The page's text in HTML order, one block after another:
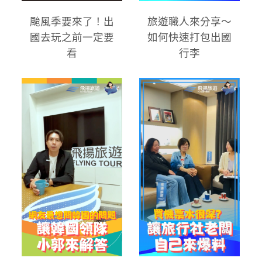
颱風季要來了！出
國去玩之前一定要
看
旅遊職人來分享～
如何快速打包出國
行李